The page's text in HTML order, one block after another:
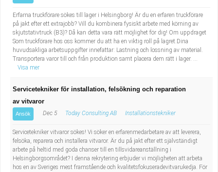
Erfarna truckförare sökes till lager i Helsingborg! Är du en erfaren truckförare
på jakt efter ett extrajobb? Vill du kombinera fysiskt arbete med körning av
skjutstativtruck (B3)? Då kan detta vara rätt möjlighet för dig! Om uppdraget
Som truckförare hos oss kommer du att ha en viktig roll på lagret.Dina
huvudsakliga arbetsuppgifter innefattar: Lastning och lossning av material.
Transportera varor till och från produktion samt placera dem rätt i lager. ...
Visa mer
Servicetekniker för installation, felsökning och reparation
av vitvaror
Ansök Dec 5 Today Consulting AB Installationstekniker
Servicetekniker vitvaror sökes! Vi söker en erfarenmedarbetare av att leverera,
felsöka, reparera och installera vitvaror. Är du på jakt efter ett självständigt
arbete på heltid med goda chanser till en tillsvidareanställning i
Helsingborgsområdet? I denna rekrytering erbjuder vi möjligheten att arbeta
hos en av Sveriges mest framstående och kvalitetsfokuseradevitvarukedja. För